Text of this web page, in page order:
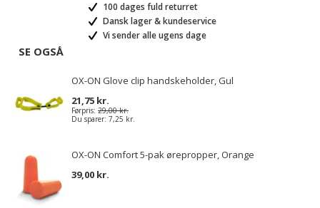
100 dages fuld returret
Dansk lager & kundeservice
Vi sender alle ugens dage
SE OGSÅ
OX-ON Glove clip handskeholder, Gul
21,75 kr.
Førpris: 29,00 kr.
Du sparer: 7,25 kr.
OX-ON Comfort 5-pak ørepropper, Orange
39,00 kr.